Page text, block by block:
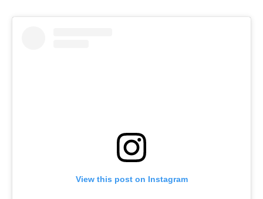
View this post on Instagram